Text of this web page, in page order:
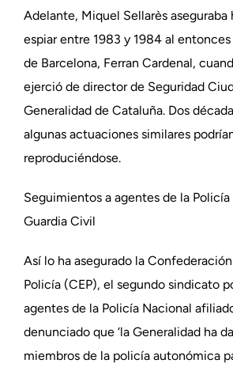
Adelante, Miquel Sellarès aseguraba
espiar entre 1983 y 1984 al
de Barcelona, Ferran Cardenal,
ejerció de director de Seguridad
Generalidad de Cataluña. Dos
algunas actuaciones similares
reproduciéndose.
Seguimientos a agentes de la
Guardia Civil
Así lo ha asegurado la
Policía (CEP), el segundo sindicato
agentes de la Policía Nacional
denunciado que ‘la Generalidad ha
miembros de la policía autonómica